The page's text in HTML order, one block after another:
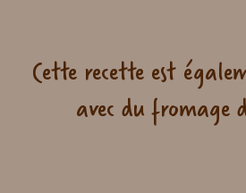
Cette recette est
avec du fromage